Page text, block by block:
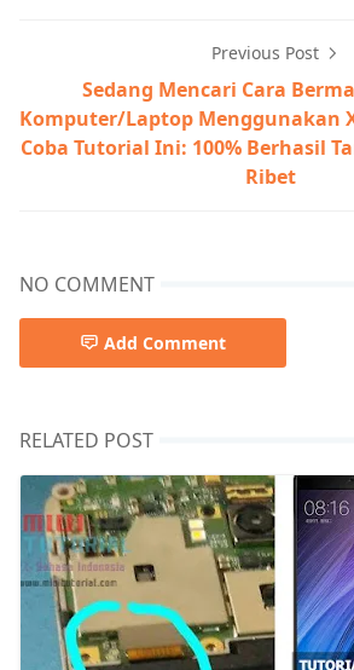
Previous Post
Sedang Mencari Cara
Komputer/Laptop Menggunakan
Coba Tutorial Ini: 100% Berhasil
Ribet
NO COMMENT
Add Comment
RELATED POST